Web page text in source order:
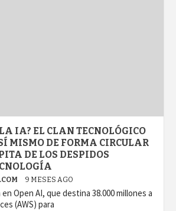
IA? EL CLAN TECNOLÓGICO
MISMO DE FORMA CIRCULAR
DE LOS DESPIDOS
9 MESES AGO
Open AI, que destina 38.000 millones a
(AWS) para